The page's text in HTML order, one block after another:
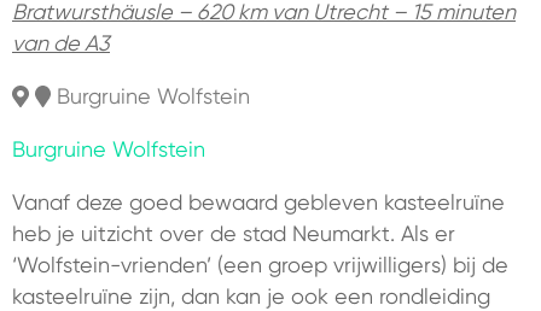
Bratwursthäusle – 620 km van Utrecht – 15 minuten
van de A3
Burgruine Wolfstein
Burgruine Wolfstein
Vanaf deze goed bewaard gebleven kasteelruïne
heb je uitzicht over de stad Neumarkt. Als er
‘Wolfstein-vrienden’ (een groep vrijwilligers) bij de
kasteelruïne zijn, dan kan je ook een rondleiding